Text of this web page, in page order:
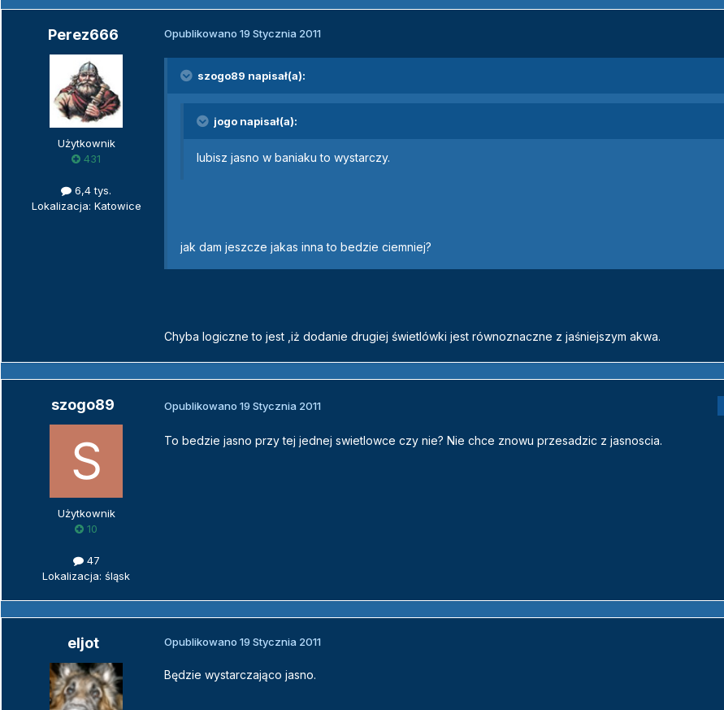
Perez666
Użytkownik
431
6,4 tys.
Lokalizacja: Katowice
Opublikowano 19 Stycznia 2011
szogo89 napisał(a):
jogo napisał(a):
lubisz jasno w baniaku to wystarczy.
jak dam jeszcze jakas inna to bedzie ciemniej?
Chyba logiczne to jest ,iż dodanie drugiej świetlówki jest równoznaczne z jaśniejszym akwa.
szogo89
Użytkownik
10
47
Lokalizacja: śląsk
Opublikowano 19 Stycznia 2011
To bedzie jasno przy tej jednej swietlowce czy nie? Nie chce znowu przesadzic z jasnoscia.
eljot Opublikowano 19 Stycznia 2011
Będzie wystarczająco jasno.